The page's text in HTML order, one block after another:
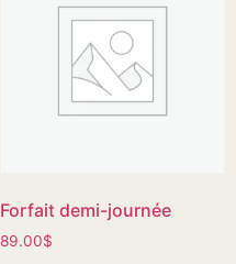
Forfait demi-journée
89.00$